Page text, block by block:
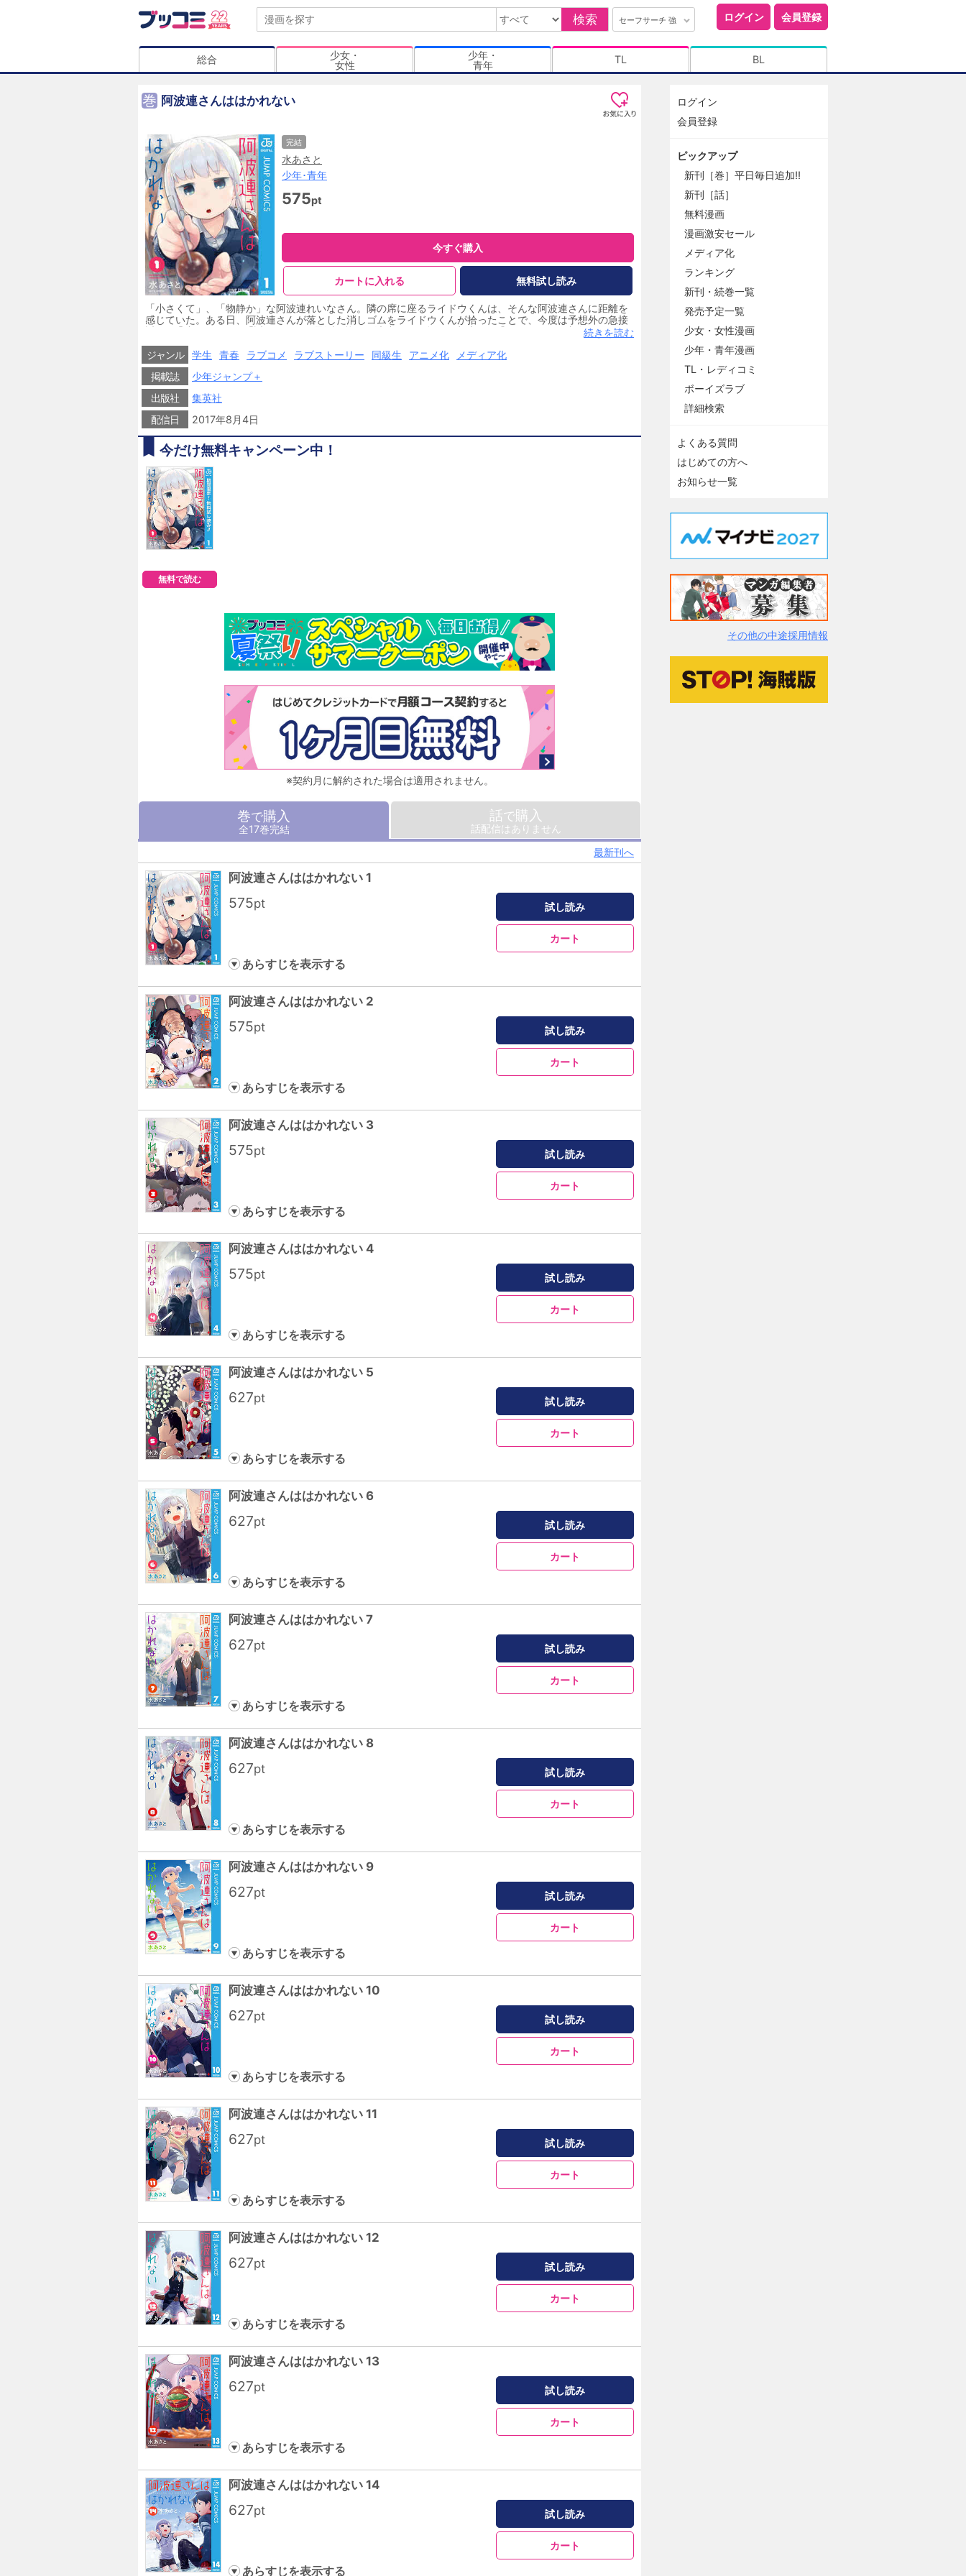
検索 セーフサーチ 強 ログイン 会員登録
総合
少女・
女性
少年・
青年
TL BL
巻 阿波連さんははかれない
完結
水あさと
少年･青年
575pt
今すぐ購入
カートに入れる 無料試し読み
「小さくて」、「物静か」な阿波連れいなさん。隣の席に座るライドウくんは、そんな阿波連さんに距離を
感じていた。ある日、阿波連さんが落とした消しゴムをライドウくんが拾ったことで、今度は予想外の急接
近!? 「遠すぎたり」「近すぎたり」予測不能な阿波連さん。色んな意味で、『はかれない』青春コメディ
続きを読む
ジャンル
学生 青春 ラブコメ ラブストーリー 同級生 アニメ化
メディア化
掲載誌
少年ジャンプ＋
出版社
集英社
配信日
2017年8月4日
今だけ無料キャンペーン中！
無料で読む
※契約月に解約された場合は適用されません。
巻で購入
全17巻完結
話で購入
話配信はありません
最新刊へ
阿波連さんははかれない 1
575pt 試し読み
カート
あらすじを表示する
阿波連さんははかれない 2
575pt 試し読み
カート
あらすじを表示する
阿波連さんははかれない 3
575pt 試し読み
カート
あらすじを表示する
阿波連さんははかれない 4
575pt 試し読み
カート
あらすじを表示する
阿波連さんははかれない 5
627pt 試し読み
カート
あらすじを表示する
阿波連さんははかれない 6
627pt 試し読み
カート
あらすじを表示する
阿波連さんははかれない 7
627pt 試し読み
カート
あらすじを表示する
阿波連さんははかれない 8
627pt 試し読み
カート
あらすじを表示する
阿波連さんははかれない 9
627pt 試し読み
カート
あらすじを表示する
阿波連さんははかれない 10
627pt 試し読み
カート
あらすじを表示する
阿波連さんははかれない 11
627pt 試し読み
カート
あらすじを表示する
阿波連さんははかれない 12
627pt 試し読み
カート
あらすじを表示する
阿波連さんははかれない 13
627pt 試し読み
カート
あらすじを表示する
阿波連さんははかれない 14
627pt 試し読み
カート
あらすじを表示する
ログイン
会員登録
ピックアップ
新刊［巻］平日毎日追加!!
新刊［話］
無料漫画
漫画激安セール
メディア化
ランキング
新刊・続巻一覧
発売予定一覧
少女・女性漫画
少年・青年漫画
TL・レディコミ
ボーイズラブ
詳細検索
よくある質問
はじめての方へ
お知らせ一覧
その他の中途採用情報